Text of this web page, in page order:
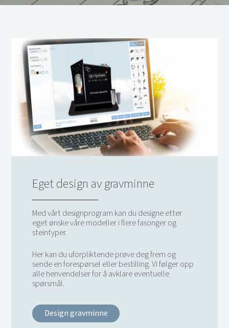
Eget design av gravminne
Med vårt designprogram kan du designe etter
eget ønske våre modeller i flere fasonger og
steintyper.
Her kan du uforpliktende prøve deg frem og
sende en forespørsel eller bestilling. Vi følger opp
alle henvendelser for å avklare eventuelle
spørsmål.
Design gravminne